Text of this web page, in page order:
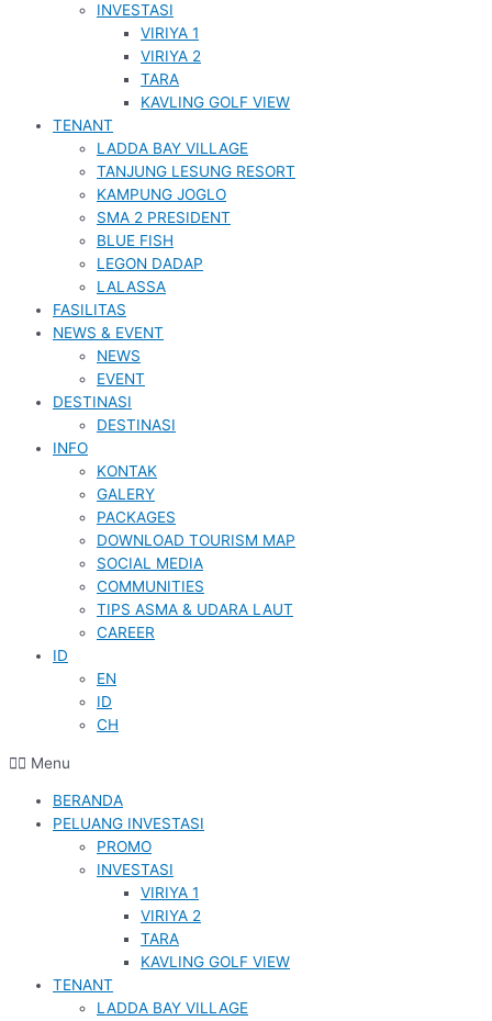
INVESTASI
VIRIYA 1
VIRIYA 2
TARA
KAVLING GOLF VIEW
TENANT
LADDA BAY VILLAGE
TANJUNG LESUNG RESORT
KAMPUNG JOGLO
SMA 2 PRESIDENT
BLUE FISH
LEGON DADAP
LALASSA
FASILITAS
NEWS & EVENT
NEWS
EVENT
DESTINASI
DESTINASI
INFO
KONTAK
GALERY
PACKAGES
DOWNLOAD TOURISM MAP
SOCIAL MEDIA
COMMUNITIES
TIPS ASMA & UDARA LAUT
CAREER
ID
EN
ID
CH
Menu
BERANDA
PELUANG INVESTASI
PROMO
INVESTASI
VIRIYA 1
VIRIYA 2
TARA
KAVLING GOLF VIEW
TENANT
LADDA BAY VILLAGE